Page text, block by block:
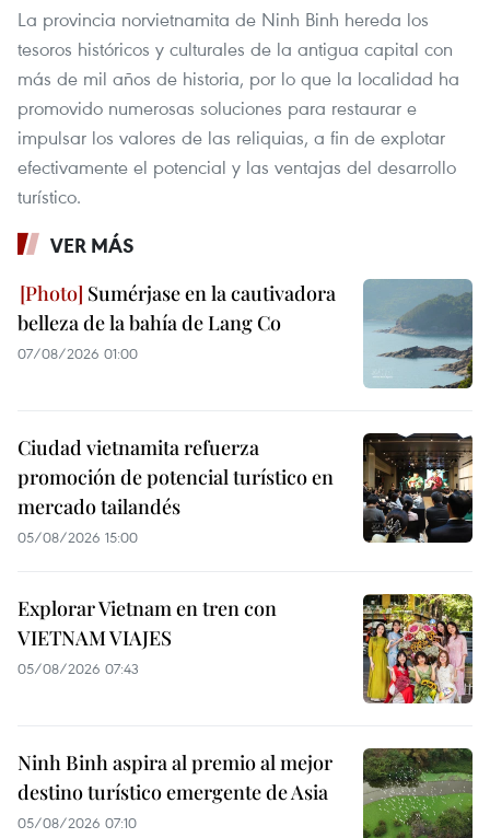
La provincia norvietnamita de Ninh Binh hereda los
tesoros históricos y culturales de la antigua capital con
más de mil años de historia, por lo que la localidad ha
promovido numerosas soluciones para restaurar e
impulsar los valores de las reliquias, a fin de explotar
efectivamente el potencial y las ventajas del desarrollo
turístico.
VER MÁS
Sumérjase en la cautivadora
belleza de la bahía de Lang Co
07/08/2026 01:00
Ciudad vietnamita refuerza
promoción de potencial turístico en
mercado tailandés
05/08/2026 15:00
Explorar Vietnam en tren con
VIETNAM VIAJES
05/08/2026 07:43
Ninh Binh aspira al premio al mejor
destino turístico emergente de Asia
05/08/2026 07:10